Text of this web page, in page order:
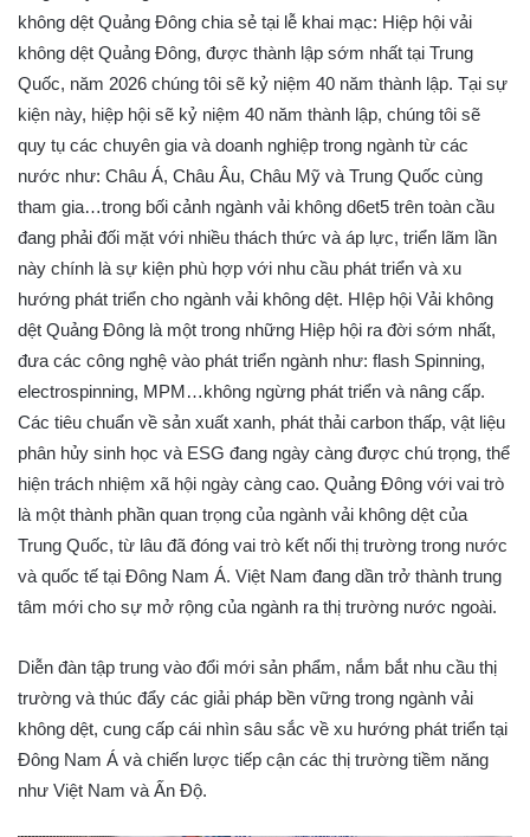
không dệt Quảng Đông chia sẻ tại lễ khai mạc: Hiệp hội vải
không dệt Quảng Đông, được thành lập sớm nhất tại Trung
Quốc, năm 2026 chúng tôi sẽ kỷ niệm 40 năm thành lập. Tại sự
kiện này, hiệp hội sẽ kỷ niệm 40 năm thành lập, chúng tôi sẽ
quy tụ các chuyên gia và doanh nghiệp trong ngành từ các
nước như: Châu Á, Châu Âu, Châu Mỹ và Trung Quốc cùng
tham gia…trong bối cảnh ngành vải không d6et5 trên toàn cầu
đang phải đối mặt với nhiều thách thức và áp lực, triển lãm lần
này chính là sự kiện phù hợp với nhu cầu phát triển và xu
hướng phát triển cho ngành vải không dệt. HIệp hội Vải không
dệt Quảng Đông là một trong những Hiệp hội ra đời sớm nhất,
đưa các công nghệ vào phát triển ngành như: flash Spinning,
electrospinning, MPM…không ngừng phát triển và nâng cấp.
Các tiêu chuẩn về sản xuất xanh, phát thải carbon thấp, vật liệu
phân hủy sinh học và ESG đang ngày càng được chú trọng, thể
hiện trách nhiệm xã hội ngày càng cao. Quảng Đông với vai trò
là một thành phần quan trọng của ngành vải không dệt của
Trung Quốc, từ lâu đã đóng vai trò kết nối thị trường trong nước
và quốc tế tại Đông Nam Á. Việt Nam đang dần trở thành trung
tâm mới cho sự mở rộng của ngành ra thị trường nước ngoài.
Diễn đàn tập trung vào đổi mới sản phẩm, nắm bắt nhu cầu thị
trường và thúc đẩy các giải pháp bền vững trong ngành vải
không dệt, cung cấp cái nhìn sâu sắc về xu hướng phát triển tại
Đông Nam Á và chiến lược tiếp cận các thị trường tiềm năng
như Việt Nam và Ấn Độ.